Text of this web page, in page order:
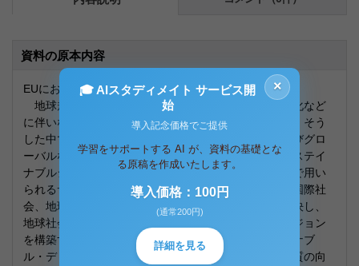
資料の原本内容
EUにおけるサステイナブルシティ政策について
地球規模の気候の変化、環境の悪化、経済構造の変化など
に伴いながら、急速な都市化が世界中で進行している。そう
した中でヨーロッパでは、将来の都市がローカルおよびグロ
ーバルな持続可能性に貢献できるかをめぐって、「サステイ
ナブルシティ」という考え方が提唱されている。ここで用い
られるサステイナビリティの概念とは、地方社会から国際社
会、地球全体まで、それぞれに抱える喫緊の問題を解決し、
地球社会を持続可能なものとする地球持続のためにビジョン
を構築することを目的としている。そして、サステイナブ
ル・ディロップメントとは経済成長ではなく、生活の質の向
×
🎓 AIスタディメイト サービス開
始
導入記念価格でご提供
学習をサポートする AI が、資料の基礎とな
る原稿を作成いたします。
導入価格：100円
(通常200円)
詳細を見る